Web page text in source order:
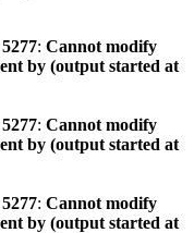
5277: Cannot modify
by (output started at
5277: Cannot modify
by (output started at
5277: Cannot modify
by (output started at